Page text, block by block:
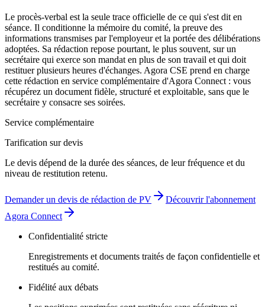
Le procès-verbal est la seule trace officielle de ce qui s'est dit en
séance. Il conditionne la mémoire du comité, la preuve des
informations transmises par l'employeur et la portée des délibérations
adoptées. Sa rédaction repose pourtant, le plus souvent, sur un
secrétaire qui exerce son mandat en plus de son travail et qui doit
restituer plusieurs heures d'échanges. Agora CSE prend en charge
cette rédaction en service complémentaire d'Agora Connect : vous
récupérez un document fidèle, structuré et exploitable, sans que le
secrétaire y consacre ses soirées.
Service complémentaire
Tarification sur devis
Le devis dépend de la durée des séances, de leur fréquence et du
niveau de restitution retenu.
Demander un devis de rédaction de PV
Découvrir l'abonnement
Agora Connect
Confidentialité stricte
Enregistrements et documents traités de façon confidentielle et
restitués au comité.
Fidélité aux débats